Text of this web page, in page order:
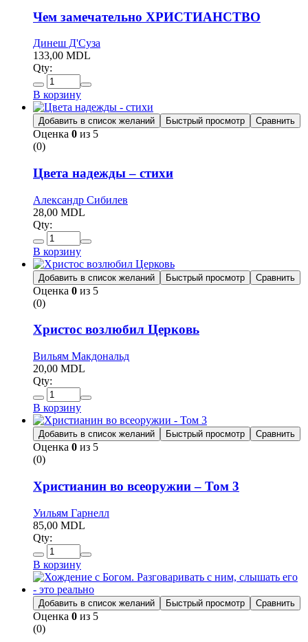
Чем замечательно ХРИСТИАНСТВО
Динеш Д'Суза
133,00 MDL
Qty:
В корзину
Добавить в список желаний Быстрый просмотр Сравнить
Оценка 0 из 5
(0)
Цвета надежды – стихи
Александр Сибилев
28,00 MDL
Qty:
В корзину
Добавить в список желаний Быстрый просмотр Сравнить
Оценка 0 из 5
(0)
Христос возлюбил Церковь
Вильям Макдональд
20,00 MDL
Qty:
В корзину
Добавить в список желаний Быстрый просмотр Сравнить
Оценка 0 из 5
(0)
Христианин во всеоружии – Том 3
Уильям Гарнелл
85,00 MDL
Qty:
В корзину
Добавить в список желаний Быстрый просмотр Сравнить
Оценка 0 из 5
(0)